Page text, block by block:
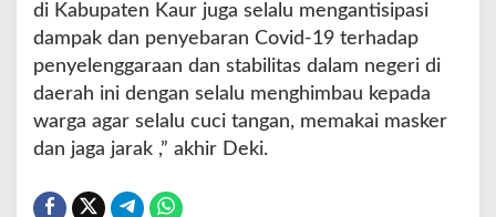
di Kabupaten Kaur juga selalu mengantisipasi
dampak dan penyebaran Covid-19 terhadap
penyelenggaraan dan stabilitas dalam negeri di
daerah ini dengan selalu menghimbau kepada
warga agar selalu cuci tangan, memakai masker
dan jaga jarak ,” akhir Deki.